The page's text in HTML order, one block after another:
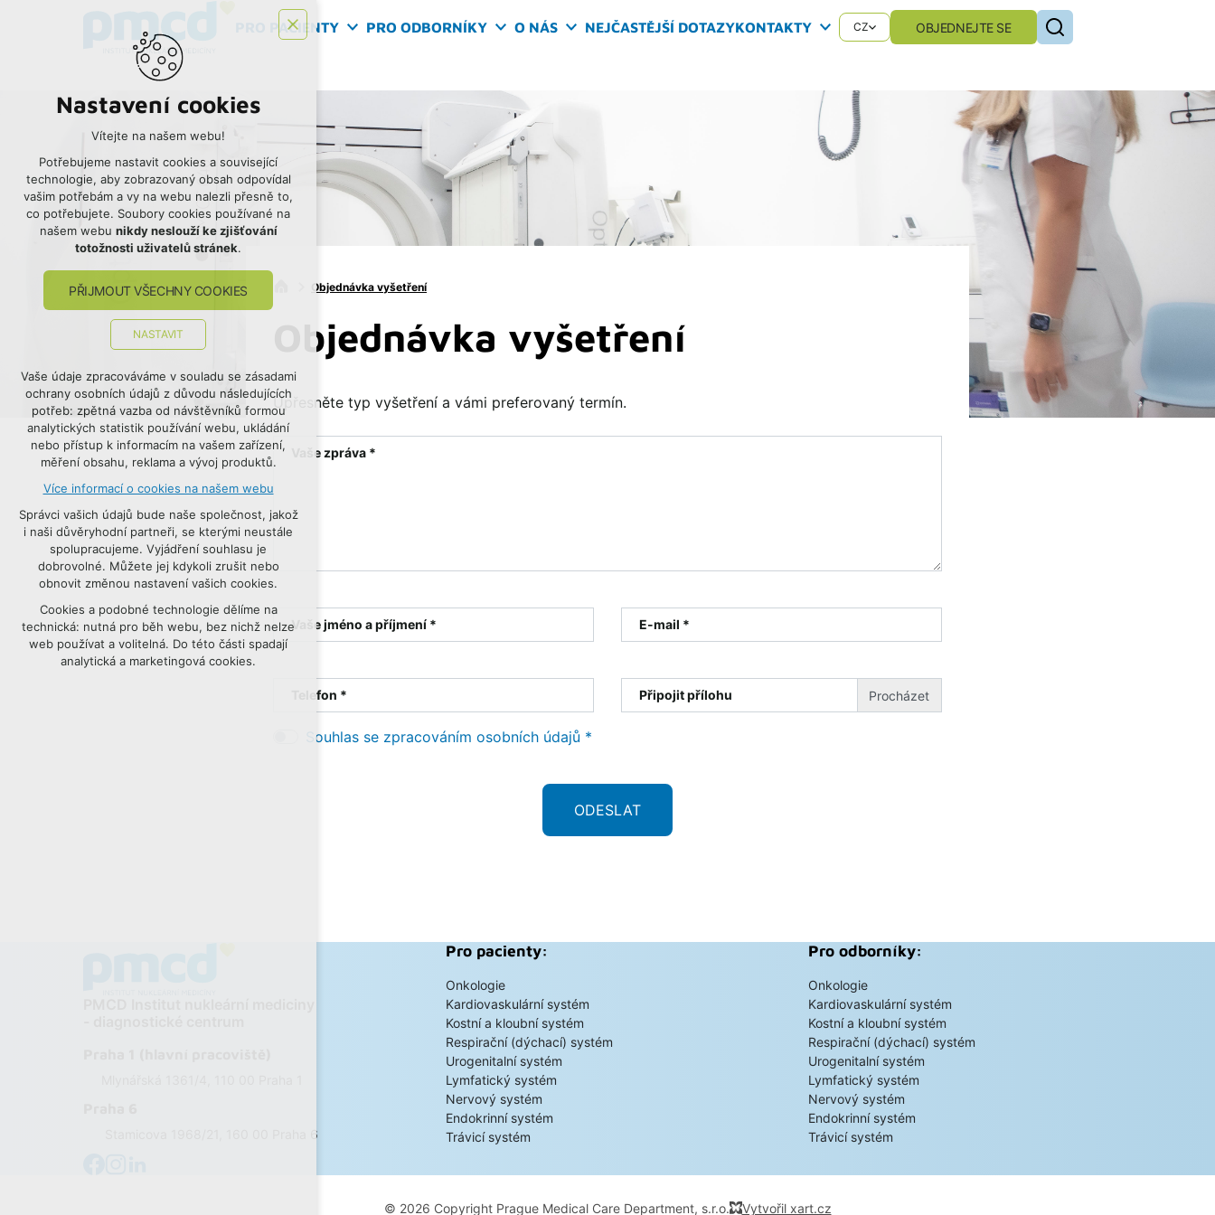
PRO PACIENTY PRO ODBORNÍKY O NÁS NEJČASTĚJŠÍ DOTAZYKONTAKTY CZ OBJEDNEJTE SE
Objednávka vyšetření
Objednávka vyšetření
Upřesněte typ vyšetření a vámi preferovaný termín.
Vaše zpráva *
Vaše jméno a příjmení * E-mail *
Telefon * Připojit přílohu
Souhlas se zpracováním osobních údajů *
Stamicova 1968/21, 160 00 Praha 6
Pro pacienty:
Onkologie
Kardiovaskulární systém
Kostní a kloubní systém
Respirační (dýchací) systém
Urogenitalní systém
Lymfatický systém
Nervový systém
Endokrinní systém
Trávicí systém
Pro odborníky:
Onkologie
Kardiovaskulární systém
Kostní a kloubní systém
Respirační (dýchací) systém
Urogenitalní systém
Lymfatický systém
Nervový systém
Endokrinní systém
Trávicí systém
© 2026 Copyright Prague Medical Care Department, s.r.o. Vytvořil xart.cz
Nastavení cookies
Vítejte na našem webu!
Potřebujeme nastavit cookies a související
technologie, aby zobrazovaný obsah odpovídal
vašim potřebám a vy na webu nalezli přesně to,
co potřebujete. Soubory cookies používané na
našem webu nikdy neslouží ke zjišťování
totožnosti uživatelů stránek.
PŘIJMOUT VŠECHNY COOKIES
NASTAVIT
Technická cookies
nutná pro provozování webu
udržení kontextu stránek (session):
případná přihlášení, volby jazyka, apod.
Volitelná cookies
analytická pro anonymizované
vyhodnocení návštěvnosti
marketingová cookies (Google, Seznam,
Facebook)
Více informací o cookies na našem webu
PŘIJMOUT VŠECHNY COOKIES
ODMÍTNOUT VOLITELNÁ
Vaše údaje zpracováváme v souladu se zásadami
ochrany osobních údajů z důvodu následujících
potřeb: zpětná vazba od návštěvníků formou
analytických statistik používání webu, ukládání
nebo přístup k informacím na vašem zařízení,
měření obsahu, reklama a vývoj produktů.
Více informací o cookies na našem webu
Správci vašich údajů bude naše společnost, jakož
i naši důvěryhodní partneři, se kterými neustále
spolupracujeme. Vyjádření souhlasu je
dobrovolné. Můžete jej kdykoli zrušit nebo
obnovit změnou nastavení vašich cookies.
Cookies a podobné technologie dělíme na
technická: nutná pro běh webu, bez nichž nelze
web používat a volitelná. Do této části spadají
analytická a marketingová cookies.